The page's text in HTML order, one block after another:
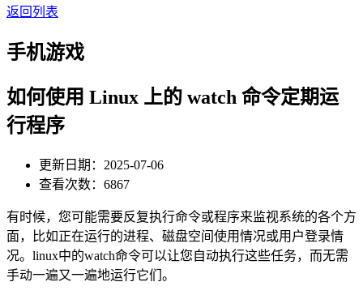
返回列表
手机游戏
如何使用 Linux 上的 watch 命令定期运
行程序
更新日期：2025-07-06
查看次数：6867
有时候，您可能需要反复执行命令或程序来监视系统的各个方
面，比如正在运行的进程、磁盘空间使用情况或用户登录情
况。linux中的watch命令可以让您自动执行这些任务，而无需
手动一遍又一遍地运行它们。